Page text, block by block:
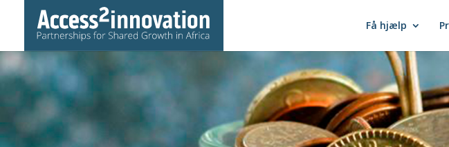
Få hjælp